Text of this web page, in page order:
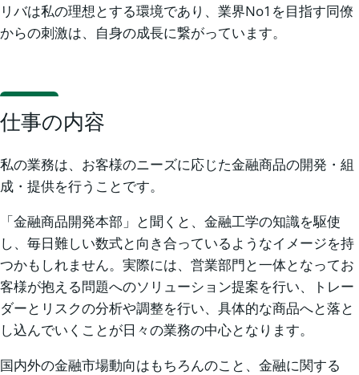
リバは私の理想とする環境であり、業界No1を目指す同僚
からの刺激は、自身の成長に繋がっています。
仕事の内容
私の業務は、お客様のニーズに応じた金融商品の開発・組
成・提供を行うことです。
「金融商品開発本部」と聞くと、金融工学の知識を駆使
し、毎日難しい数式と向き合っているようなイメージを持
つかもしれません。実際には、営業部門と一体となってお
客様が抱える問題へのソリューション提案を行い、トレー
ダーとリスクの分析や調整を行い、具体的な商品へと落と
し込んでいくことが日々の業務の中心となります。
国内外の金融市場動向はもちろんのこと、金融に関する